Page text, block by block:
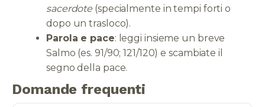
sacerdote (specialmente in tempi forti o
dopo un trasloco).
Parola e pace: leggi insieme un breve
Salmo (es. 91/90; 121/120) e scambiate il
segno della pace.
Domande frequenti